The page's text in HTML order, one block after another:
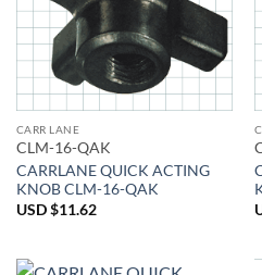
CARR LANE
CLM-16-QAK
CARRLANE QUICK ACTING
KNOB CLM-16-QAK
USD $11.62